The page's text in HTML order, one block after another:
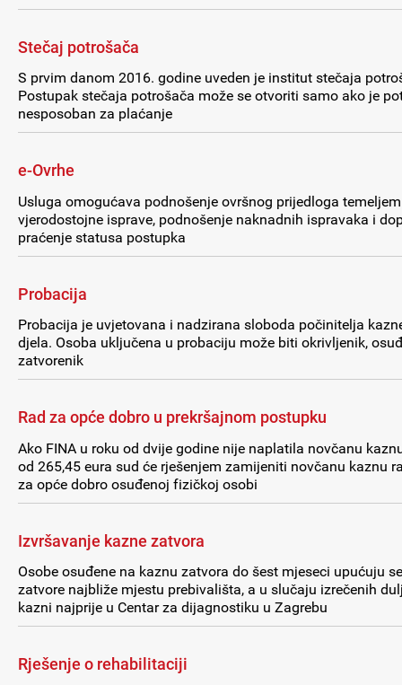
Stečaj potrošača
S prvim danom 2016. godine uveden je institut stečaja
Postupak stečaja potrošača može se otvoriti samo ako je
nesposoban za plaćanje
e-Ovrhe
Usluga omogućava podnošenje ovršnog prijedloga temeljem
vjerodostojne isprave, podnošenje naknadnih ispravaka i
praćenje statusa postupka
Probacija
Probacija je uvjetovana i nadzirana sloboda počinitelja
djela. Osoba uključena u probaciju može biti okrivljenik,
zatvorenik
Rad za opće dobro u prekršajnom postupku
Ako FINA u roku od dvije godine nije naplatila novčanu
od 265,45 eura sud će rješenjem zamijeniti novčanu kaznu
za opće dobro osuđenoj fizičkoj osobi
Izvršavanje kazne zatvora
Osobe osuđene na kaznu zatvora do šest mjeseci upućuju
zatvore najbliže mjestu prebivališta, a u slučaju izrečenih
kazni najprije u Centar za dijagnostiku u Zagrebu
Rješenje o rehabilitaciji